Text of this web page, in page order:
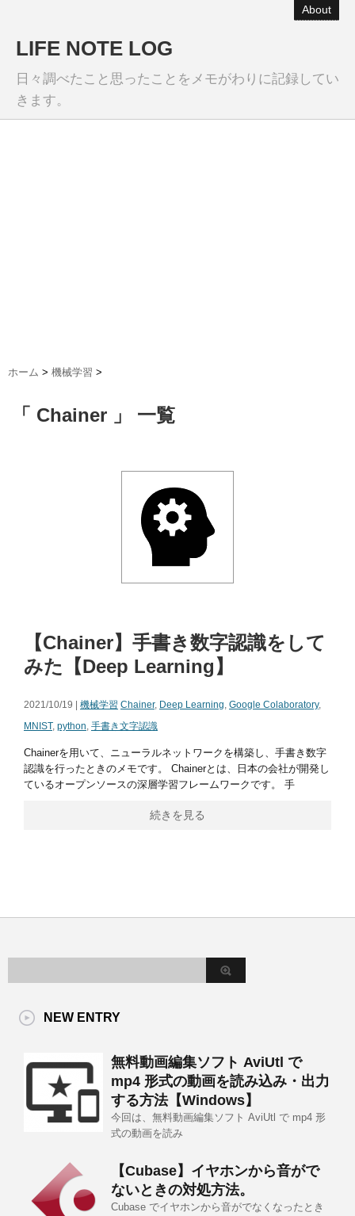
About
LIFE NOTE LOG
日々調べたこと思ったことをメモがわりに記録してい
きます。
ホーム > 機械学習 >
「 Chainer 」 一覧
【Chainer】手書き数字認識をして
みた【Deep Learning】
2021/10/19 | 機械学習 Chainer, Deep Learning, Google Colaboratory,
MNIST, python, 手書き文字認識
Chainerを用いて、ニューラルネットワークを構築し、手書き数字
認識を行ったときのメモです。 Chainerとは、日本の会社が開発し
ているオープンソースの深層学習フレームワークです。 手
続きを見る
NEW ENTRY
無料動画編集ソフト AviUtl で
mp4 形式の動画を読み込み・出力
する方法【Windows】
今回は、無料動画編集ソフト AviUtl で mp4 形
式の動画を読み
【Cubase】イヤホンから音がで
ないときの対処方法。
Cubase でイヤホンから音がでなくなったとき